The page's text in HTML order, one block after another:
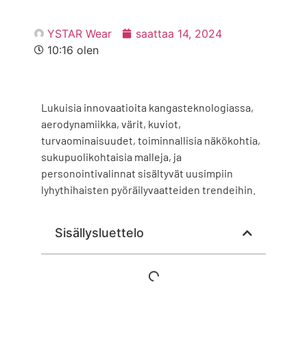
YSTAR Wear
saattaa 14, 2024
10:16 olen
Lukuisia innovaatioita kangasteknologiassa,
aerodynamiikka, värit, kuviot,
turvaominaisuudet, toiminnallisia näkökohtia,
sukupuolikohtaisia ​​malleja, ja
personointivalinnat sisältyvät uusimpiin
lyhythihaisten pyöräilyvaatteiden trendeihin.
Sisällysluettelo